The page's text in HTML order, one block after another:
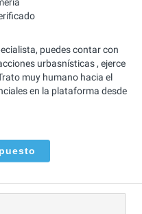
puedes contar con
urbasnísticas , ejerce
muy humano hacia el
en la plataforma desde